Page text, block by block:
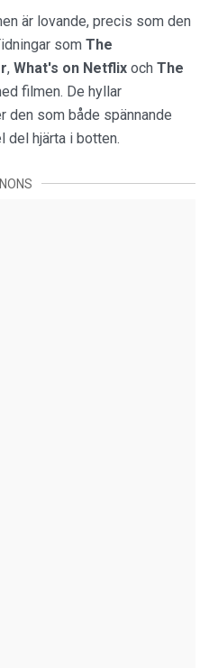
är lovande, precis som den
som The
, What's on Netflix och The
filmen. De hyllar
den som både spännande
del hjärta i botten.